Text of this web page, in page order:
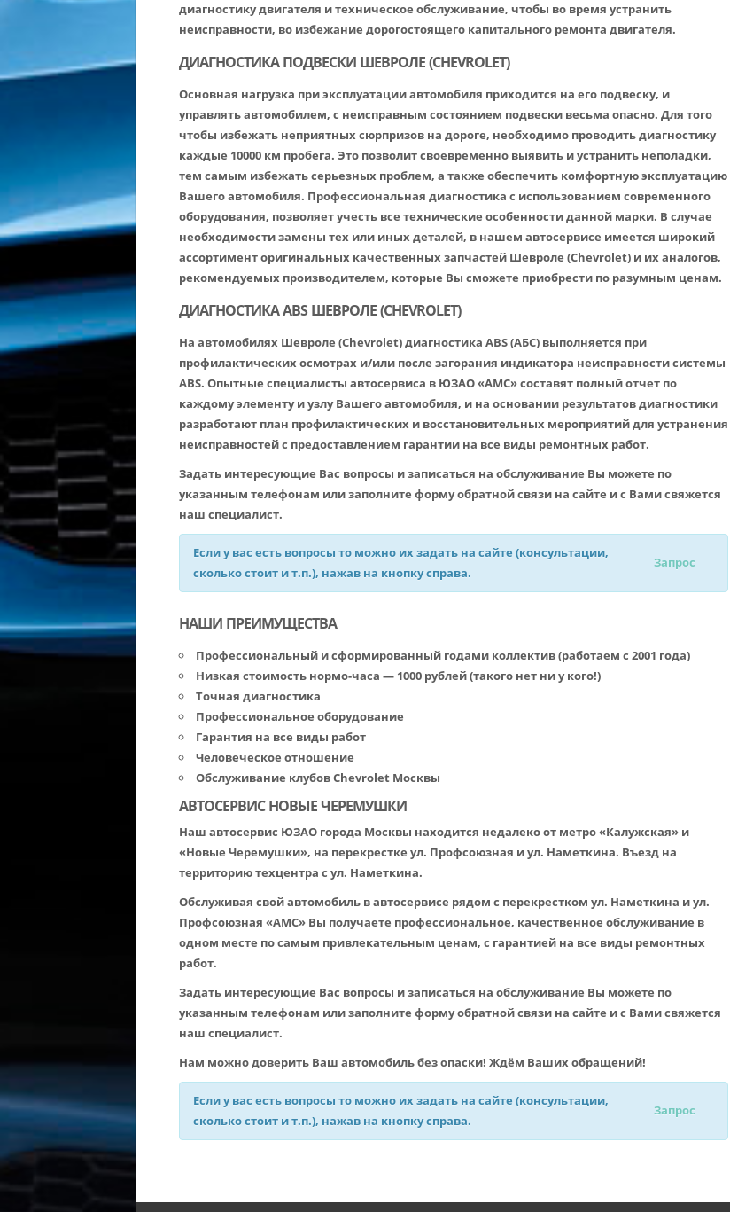
диагностику двигателя и техническое обслуживание, чтобы во время устранить
неисправности, во избежание дорогостоящего капитального ремонта двигателя.
ДИАГНОСТИКА ПОДВЕСКИ ШЕВРОЛЕ (CHEVROLET)
Основная нагрузка при эксплуатации автомобиля приходится на его подвеску, и
управлять автомобилем, с неисправным состоянием подвески весьма опасно. Для того
чтобы избежать неприятных сюрпризов на дороге, необходимо проводить диагностику
каждые 10000 км пробега. Это позволит своевременно выявить и устранить неполадки,
тем самым избежать серьезных проблем, а также обеспечить комфортную эксплуатацию
Вашего автомобиля. Профессиональная диагностика с использованием современного
оборудования, позволяет учесть все технические особенности данной марки. В случае
необходимости замены тех или иных деталей, в нашем автосервисе имеется широкий
ассортимент оригинальных качественных запчастей Шевроле (Chevrolet) и их аналогов,
рекомендуемых производителем, которые Вы сможете приобрести по разумным ценам.
ДИАГНОСТИКА ABS ШЕВРОЛЕ (CHEVROLET)
На автомобилях Шевроле (Chevrolet) диагностика ABS (АБС) выполняется при
профилактических осмотрах и/или после загорания индикатора неисправности системы
ABS. Опытные специалисты автосервиса в ЮЗАО «АМС» составят полный отчет по
каждому элементу и узлу Вашего автомобиля, и на основании результатов диагностики
разработают план профилактических и восстановительных мероприятий для устранения
неисправностей с предоставлением гарантии на все виды ремонтных работ.
Задать интересующие Вас вопросы и записаться на обслуживание Вы можете по
указанным телефонам или заполните форму обратной связи на сайте и с Вами свяжется
наш специалист.
Если у вас есть вопросы то можно их задать на сайте (консультации,
сколько стоит и т.п.), нажав на кнопку справа.
Запрос
НАШИ ПРЕИМУЩЕСТВА
Профессиональный и сформированный годами коллектив (работаем с 2001 года)
Низкая стоимость нормо-часа — 1000 рублей (такого нет ни у кого!)
Точная диагностика
Профессиональное оборудование
Гарантия на все виды работ
Человеческое отношение
Обслуживание клубов Chevrolet Москвы
АВТОСЕРВИС НОВЫЕ ЧЕРЕМУШКИ
Наш автосервис ЮЗАО города Москвы находится недалеко от метро «Калужская» и
«Новые Черемушки», на перекрестке ул. Профсоюзная и ул. Наметкина. Въезд на
территорию техцентра с ул. Наметкина.
Обслуживая свой автомобиль в автосервисе рядом с перекрестком ул. Наметкина и ул.
Профсоюзная «АМС» Вы получаете профессиональное, качественное обслуживание в
одном месте по самым привлекательным ценам, с гарантией на все виды ремонтных
работ.
Задать интересующие Вас вопросы и записаться на обслуживание Вы можете по
указанным телефонам или заполните форму обратной связи на сайте и с Вами свяжется
наш специалист.
Нам можно доверить Ваш автомобиль без опаски! Ждём Ваших обращений!
Если у вас есть вопросы то можно их задать на сайте (консультации,
сколько стоит и т.п.), нажав на кнопку справа.
Запрос